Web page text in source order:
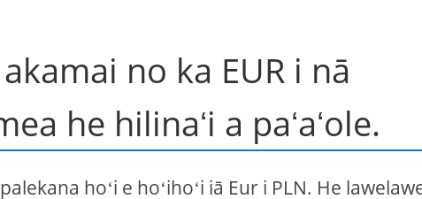
no ka EUR i nā
he hilinaʻi a paʻaʻole.
hoʻi e hoʻihoʻi iā Eur i PLN. He